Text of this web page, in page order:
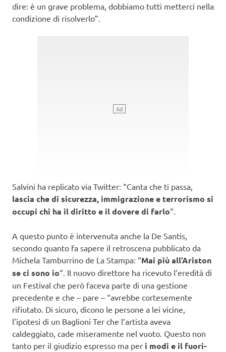
dire: è un grave problema, dobbiamo tutti metterci nella
condizione di risolverlo”.
Salvini ha replicato via Twitter: “Canta che ti passa,
lascia che di sicurezza, immigrazione e terrorismo si
occupi chi ha il diritto e il dovere di farlo“.
A questo punto è intervenuta anche la De Santis,
secondo quanto fa sapere il retroscena pubblicato da
Michela Tamburrino de La Stampa: “Mai più all’Ariston
se ci sono io“. Il nuovo direttore ha ricevuto l’eredità di
un Festival che però faceva parte di una gestione
precedente e che – pare – “avrebbe cortesemente
rifiutato. Di sicuro, dicono le persone a lei vicine,
l’ipotesi di un Baglioni Ter che l’artista aveva
caldeggiato, cade miseramente nel vuoto. Questo non
tanto per il giudizio espresso ma per i modi e il fuori-